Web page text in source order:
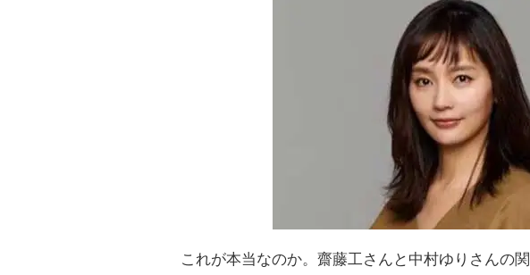
これが本当なのか。齋藤工さんと中村ゆりさんの